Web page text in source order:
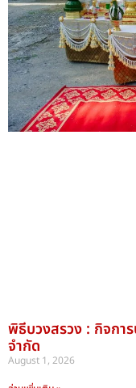
พิธีบวงสรวง : กิจกา
จำกัด
August 1, 2026